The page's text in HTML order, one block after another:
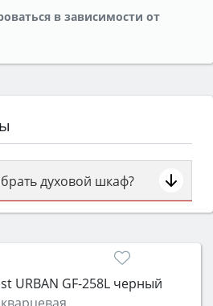
в зависимости от
духовой шкаф?
с типом (газовый или
объём 50–70 л для семьи,
гриль, самоочистка,
URBAN GF-258L черный